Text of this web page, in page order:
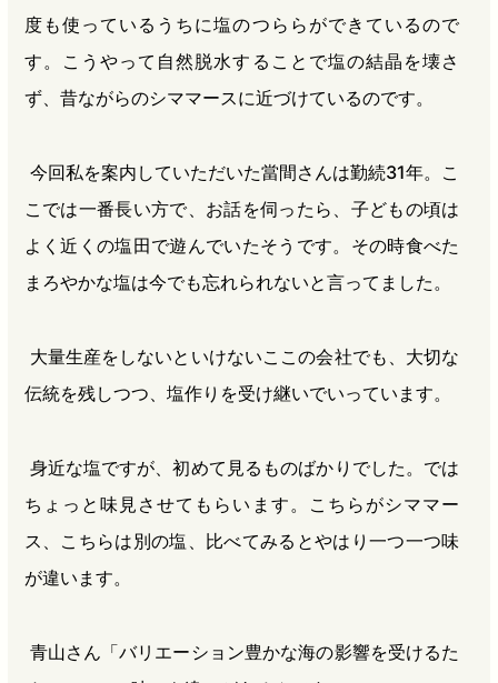
度も使っているうちに塩のつららができているので
す。こうやって自然脱水することで塩の結晶を壊さ
ず、昔ながらのシママースに近づけているのです。
今回私を案内していただいた當間さんは勤続31年。こ
こでは一番長い方で、お話を伺ったら、子どもの頃は
よく近くの塩田で遊んでいたそうです。その時食べた
まろやかな塩は今でも忘れられないと言ってました。
大量生産をしないといけないここの会社でも、大切な
伝統を残しつつ、塩作りを受け継いでいっています。
身近な塩ですが、初めて見るものばかりでした。では
ちょっと味見させてもらいます。こちらがシママー
ス、こちらは別の塩、比べてみるとやはり一つ一つ味
が違います。
青山さん「バリエーション豊かな海の影響を受けるた